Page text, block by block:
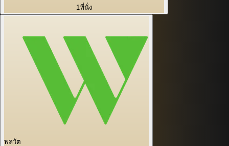
1ที่นั่ง
พลวัต